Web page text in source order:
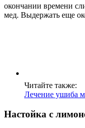
окончании времени
мед. Выдержать еще
Читайте также:
Лечение ушиба
Настойка с